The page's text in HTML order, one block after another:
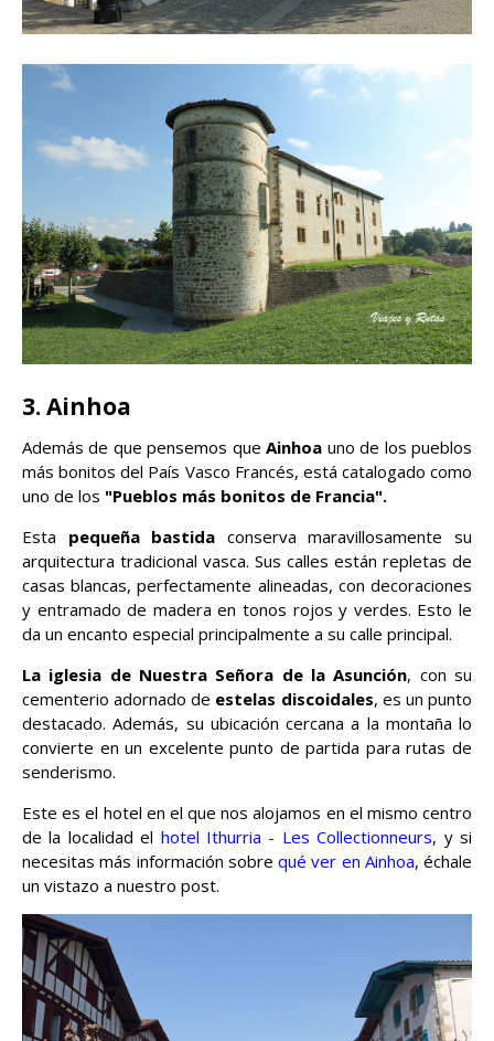
3. Ainhoa
Además de que pensemos queAinhoa uno de los pueblos
más bonitos del País Vasco Francés, está catalogado como
uno de los "Pueblos más bonitos de Francia".
Esta pequeña bastida conserva maravillosamente su
arquitectura tradicional vasca. Sus calles están repletas de
casas blancas, perfectamente alineadas, con decoraciones
y entramado de madera en tonos rojos y verdes. Esto le
da un encanto especial principalmente a su calle principal.
La iglesia de Nuestra Señora de la Asunción, con su
cementerio adornado de estelas discoidales, es un punto
destacado. Además, su ubicación cercana a la montaña lo
convierte en un excelente punto de partida para rutas de
senderismo.
Este es el hotel en el que nos alojamos en el mismo centro
de la localidad el hotel Ithurria - Les Collectionneurs, y si
necesitas más información sobre qué ver en Ainhoa, échale
un vistazo a nuestro post.